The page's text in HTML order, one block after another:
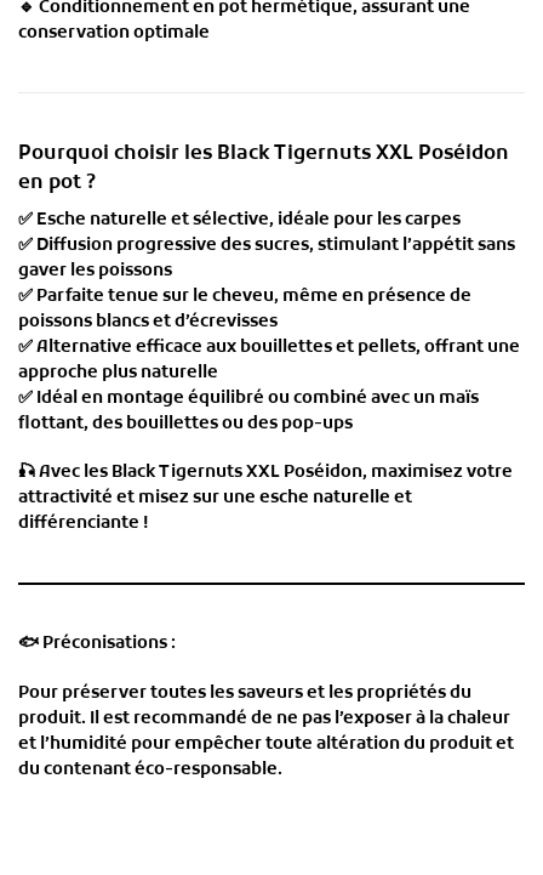
🔹 Conditionnement en pot hermétique, assurant une
conservation optimale
Pourquoi choisir les Black Tigernuts XXL Poséidon
en pot ?
✅ Esche naturelle et sélective, idéale pour les carpes
✅ Diffusion progressive des sucres, stimulant l’appétit sans
gaver les poissons
✅ Parfaite tenue sur le cheveu, même en présence de
poissons blancs et d’écrevisses
✅Alternative efficace aux bouillettes et pellets, offrant une
approche plus naturelle
✅ Idéal en montage équilibré ou combiné avec un maïs
flottant, des bouillettes ou des pop-ups
🎣Avec les Black Tigernuts XXL Poséidon, maximisez votre
attractivité et misez sur une esche naturelle et
différenciante !
🐟 Préconisations :
Pour préserver toutes les saveurs et les propriétés du
produit. Il est recommandé de ne pas l’exposer à la chaleur
et l’humidité pour empêcher toute altération du produit et
du contenant éco-responsable.